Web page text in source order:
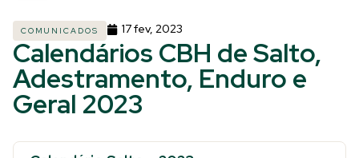
COMUNICADOS 17 fev, 2023
Calendários CBH de Salto,
Adestramento, Enduro e
Geral 2023